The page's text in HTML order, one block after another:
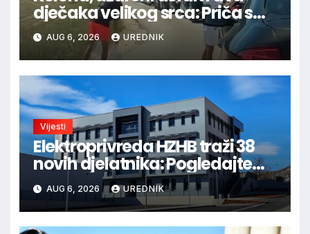
dječaka velikog srca: Priča s
granice oduševila regiju
AUG 6, 2026 UREDNIK
Vijesti
Elektroprivreda HZHB traži 38
novih djelatnika: Pogledajte
otvorena radna mjesta po
gradovima
AUG 6, 2026 UREDNIK